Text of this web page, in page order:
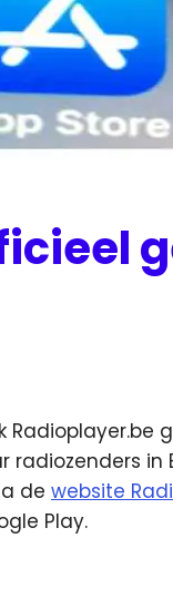
radiozenders in
de website
Play.